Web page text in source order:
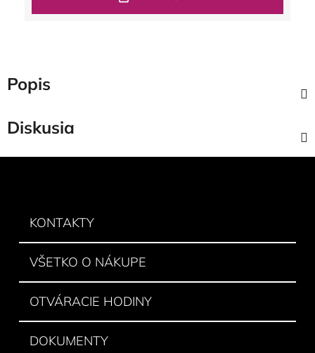
Popis
Diskusia
KONTAKTY
VŠETKO O NÁKUPE
OTVÁRACIE HODINY
DOKUMENTY